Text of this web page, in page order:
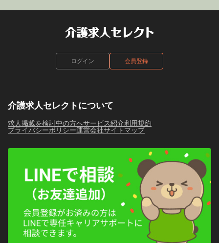
ログイン 会員登録
介護求人セレクトについて
求人掲載を検討中の方へサービス紹介利用規約
プライバシーポリシー運営会社サイトマップ